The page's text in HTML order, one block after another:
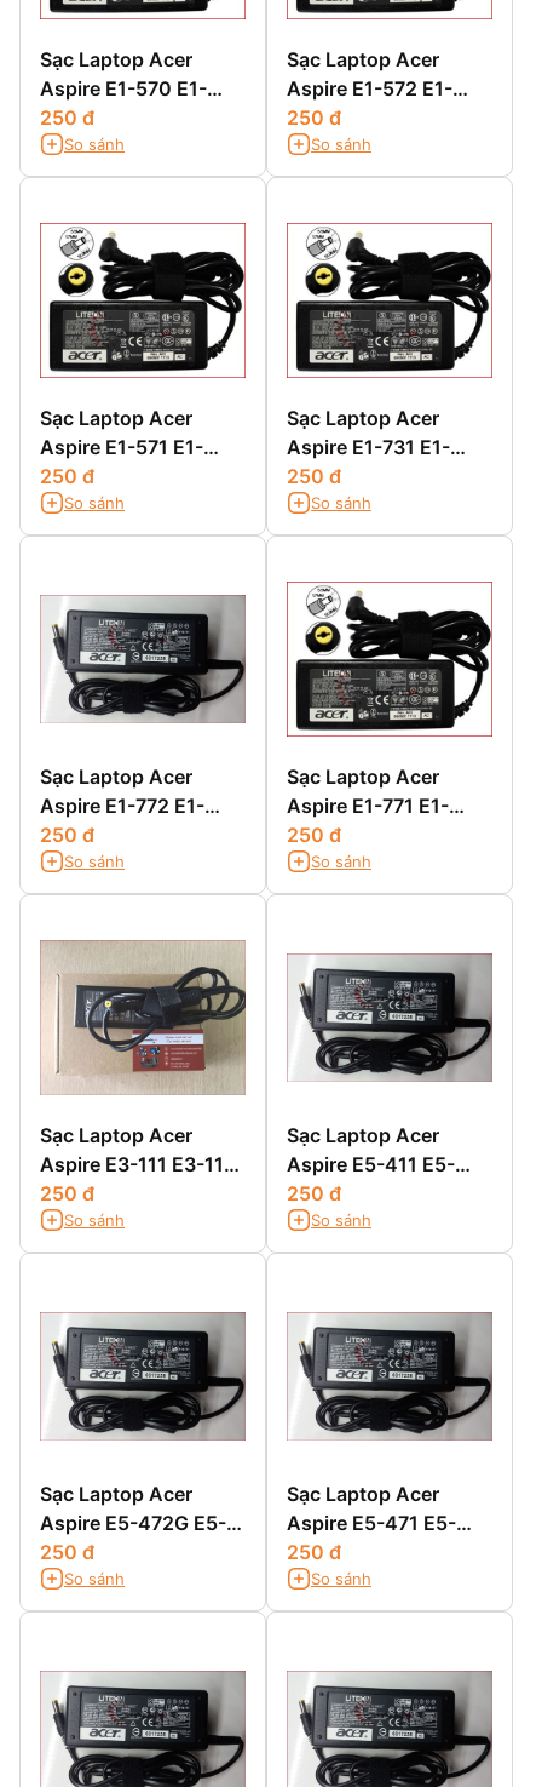
Sạc Laptop Acer
Aspire E1-570 E1-
570G
250 đ
So sánh
Sạc Laptop Acer
Aspire E1-572 E1-
572G E1-572P E1-
572PG
250 đ
So sánh
Sạc Laptop Acer
Aspire E1-571 E1-
571G
250 đ
So sánh
Sạc Laptop Acer
Aspire E1-731 E1-
731G E1-732G
250 đ
So sánh
Sạc Laptop Acer
Aspire E1-772 E1-
772G
250 đ
So sánh
Sạc Laptop Acer
Aspire E1-771 E1-
771G
250 đ
So sánh
Sạc Laptop Acer
Aspire E3-111 E3-112
E3-112M
250 đ
So sánh
Sạc Laptop Acer
Aspire E5-411 E5-
411G E5-421 E5-
421G
250 đ
So sánh
Sạc Laptop Acer
Aspire E5-472G E5-
511 E5-511G E5-511P
250 đ
So sánh
Sạc Laptop Acer
Aspire E5-471 E5-
471G E5-471P E5-
471PG
250 đ
So sánh